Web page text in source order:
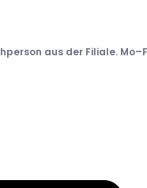
aus der Filiale. Mo–Fr